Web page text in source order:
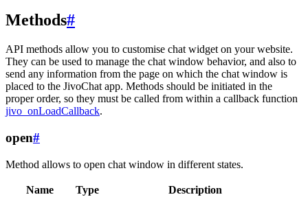
Methods#
API methods allow you to customise chat widget on your website.
They can be used to manage the chat window behavior, and also to
send any information from the page on which the chat window is
placed to the JivoChat app. Methods should be initiated in the
proper order, so they must be called from within a callback function
jivo_onLoadCallback.
open#
Method allows to open chat window in different states.
Name Type
Description